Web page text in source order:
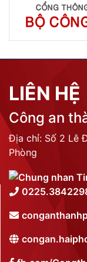
Phòng Quản lý xuất
LIÊN KẾT
THỐNG KÊ TRUY
Tổng lượt truy